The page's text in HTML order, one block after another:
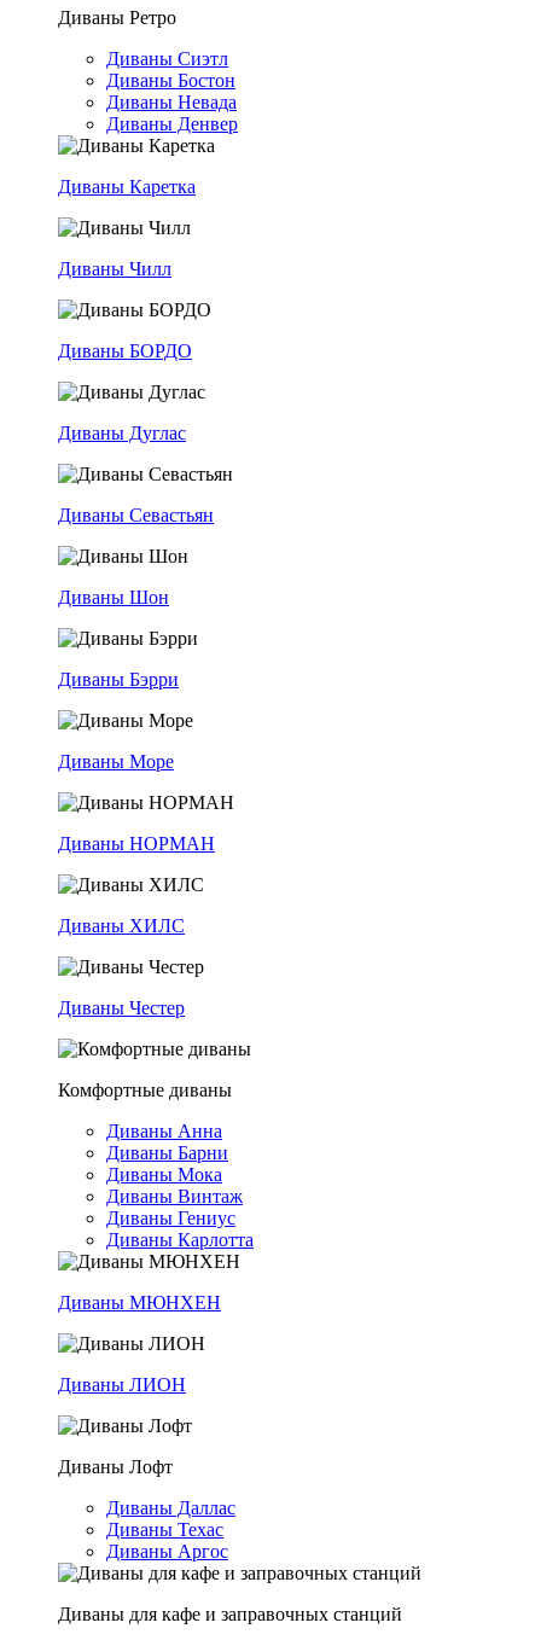
Диваны Ретро
Диваны Сиэтл
Диваны Бостон
Диваны Невада
Диваны Денвер
Диваны Каретка
Диваны Чилл
Диваны БОРДО
Диваны Дуглас
Диваны Севастьян
Диваны Шон
Диваны Бэрри
Диваны Море
Диваны НОРМАН
Диваны ХИЛС
Диваны Честер
Комфортные диваны
Диваны Анна
Диваны Барни
Диваны Мока
Диваны Винтаж
Диваны Гениус
Диваны Карлотта
Диваны МЮНХЕН
Диваны ЛИОН
Диваны Лофт
Диваны Даллас
Диваны Техас
Диваны Аргос
Диваны для кафе и заправочных станций